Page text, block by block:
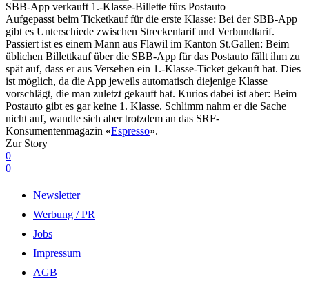
SBB-App verkauft 1.-Klasse-Billette fürs Postauto
Aufgepasst beim Ticketkauf für die erste Klasse: Bei der SBB-App
gibt es Unterschiede zwischen Streckentarif und Verbundtarif.
Passiert ist es einem Mann aus Flawil im Kanton St.Gallen: Beim
üblichen Billettkauf über die SBB-App für das Postauto fällt ihm zu
spät auf, dass er aus Versehen ein 1.-Klasse-Ticket gekauft hat. Dies
ist möglich, da die App jeweils automatisch diejenige Klasse
vorschlägt, die man zuletzt gekauft hat. Kurios dabei ist aber: Beim
Postauto gibt es gar keine 1. Klasse. Schlimm nahm er die Sache
nicht auf, wandte sich aber trotzdem an das SRF-
Konsumentenmagazin «Espresso».
Zur Story
0
0
Newsletter
Werbung / PR
Jobs
Impressum
AGB